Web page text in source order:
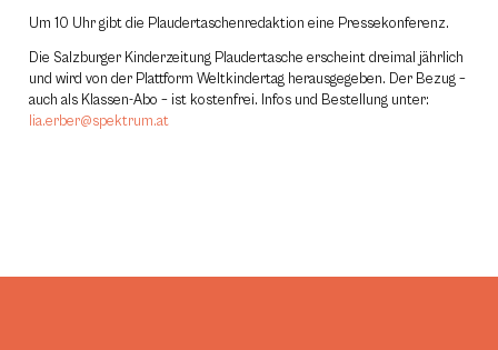
Um 10 Uhr gibt die Plaudertaschenredaktion eine Pressekonferenz.
Die Salzburger Kinderzeitung Plaudertasche erscheint dreimal jährlich
und wird von der Plattform Weltkindertag herausgegeben. Der Bezug –
auch als Klassen-Abo – ist kostenfrei. Infos und Bestellung unter:
lia.erber@spektrum.at